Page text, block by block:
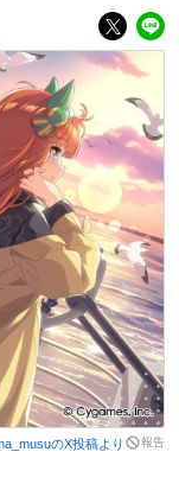
のX投稿より 報告